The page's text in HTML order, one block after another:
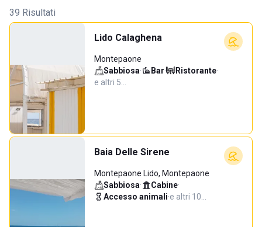
39 Risultati
Lido Calaghena
Montepaone
Sabbiosa· Bar· Ristorante·
e altri 5…
Baia Delle Sirene
Montepaone Lido, Montepaone
Sabbiosa· Cabine·
Accesso animali·e altri 10…